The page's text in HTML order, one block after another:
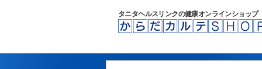
タニタヘルスリンクの健康オンラインショップ